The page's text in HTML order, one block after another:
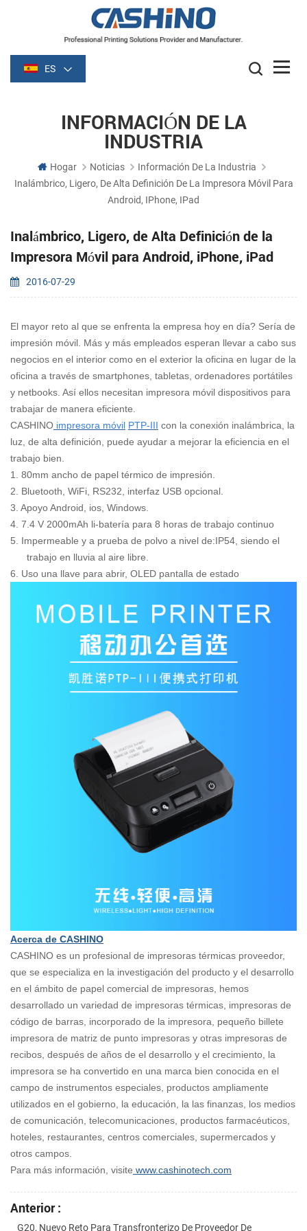
ES
INFORMACIÓN DE LA
INDUSTRIA
Hogar Noticias
Información De La Industria
Inalámbrico, Ligero, De Alta Definición De La Impresora Móvil Para
Android, IPhone, IPad
Inalámbrico, Ligero, de Alta Definición de la
Impresora Móvil para Android, iPhone, iPad
2016-07-29
El mayor reto al que se enfrenta la empresa hoy en día? Sería de
impresión móvil. Más y más empleados esperan llevar a cabo sus
negocios en el interior como en el exterior la oficina en lugar de la
oficina a través de smartphones, tabletas, ordenadores portátiles
y netbooks. Así ellos necesitan impresora móvil dispositivos para
trabajar de manera eficiente.
CASHINO impresora móvil PTP-III con la conexión inalámbrica, la
luz, de alta definición, puede ayudar a mejorar la eficiencia en el
trabajo bien.
1.
80mm ancho de papel térmico de impresión.
2.
Bluetooth, WiFi, RS232, interfaz USB opcional.
3. Apoyo Android, ios, Windows.
4. 7.4 V 2000mAh li-batería para 8 horas de trabajo continuo
5.
Impermeable y a prueba de polvo a nivel de:IP54, siendo el
trabajo en lluvia al aire libre.
6. Uso una llave para abrir, OLED pantalla de estado
Acerca de CASHINO
CASHINO es un profesional de impresoras térmicas proveedor,
que se especializa en la investigación del producto y el desarrollo
en el ámbito de papel comercial de impresoras, hemos
desarrollado un variedad de impresoras térmicas, impresoras de
código de barras, incorporado de la impresora, pequeño billete
impresora de matriz de punto impresoras y otras impresoras de
recibos, después de años de el desarrollo y el crecimiento, la
impresora se ha convertido en una marca bien conocida en el
campo de instrumentos especiales, productos ampliamente
utilizados en el gobierno, la educación, la las finanzas, los medios
de comunicación, telecomunicaciones, productos farmacéuticos,
hoteles, restaurantes, centros comerciales, supermercados y
otros campos.
Para más información, visite www.cashinotech.com
Anterior :
G20, Nuevo Reto Para Transfronterizo De Proveedor De